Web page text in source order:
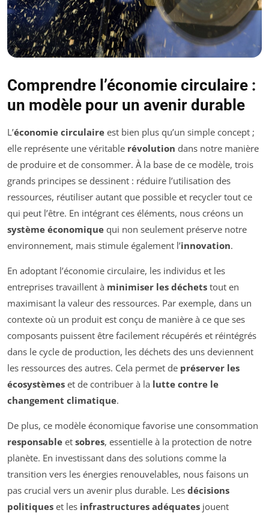
Comprendre l’économie circulaire :
un modèle pour un avenir durable
L’économie circulaire est bien plus qu’un simple concept ;
elle représente une véritable révolution dans notre manière
de produire et de consommer. À la base de ce modèle, trois
grands principes se dessinent : réduire l’utilisation des
ressources, réutiliser autant que possible et recycler tout ce
qui peut l’être. En intégrant ces éléments, nous créons un
système économique qui non seulement préserve notre
environnement, mais stimule également l’innovation.
En adoptant l’économie circulaire, les individus et les
entreprises travaillent à minimiser les déchets tout en
maximisant la valeur des ressources. Par exemple, dans un
contexte où un produit est conçu de manière à ce que ses
composants puissent être facilement récupérés et réintégrés
dans le cycle de production, les déchets des uns deviennent
les ressources des autres. Cela permet de préserver les
écosystèmes et de contribuer à la lutte contre le
changement climatique.
De plus, ce modèle économique favorise une consommation
responsable et sobres, essentielle à la protection de notre
planète. En investissant dans des solutions comme la
transition vers les énergies renouvelables, nous faisons un
pas crucial vers un avenir plus durable. Les décisions
politiques et les infrastructures adéquates jouent